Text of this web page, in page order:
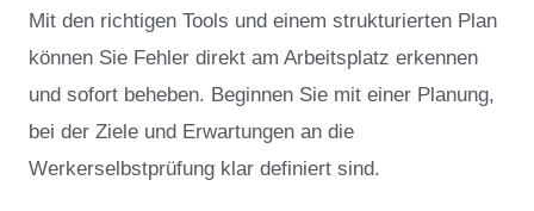
Mit den richtigen Tools und einem strukturierten Plan
können Sie Fehler direkt am Arbeitsplatz erkennen
und sofort beheben. Beginnen Sie mit einer Planung,
bei der Ziele und Erwartungen an die
Werkerselbstprüfung klar definiert sind.